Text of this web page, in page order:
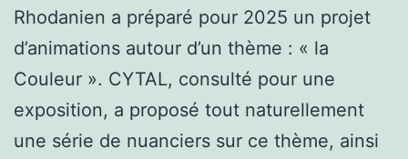
Rhodanien a préparé pour 2025 un projet
d’animations autour d’un thème : « la
Couleur ». CYTAL, consulté pour une
exposition, a proposé tout naturellement
une série de nuanciers sur ce thème, ainsi